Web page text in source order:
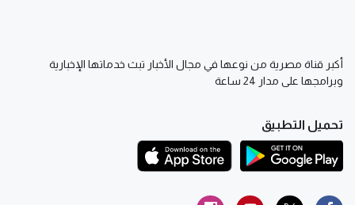
أكبر قناة مصرية من نوعها في مجال الأخبار تبث خدماتها الإخبارية
وبرامجها على مدار 24 ساعة
تحميل التطبيق